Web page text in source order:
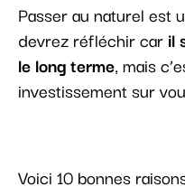
Passer au naturel est
devrez réfléchir car il
le long terme, mais
investissement sur
Voici 10 bonnes